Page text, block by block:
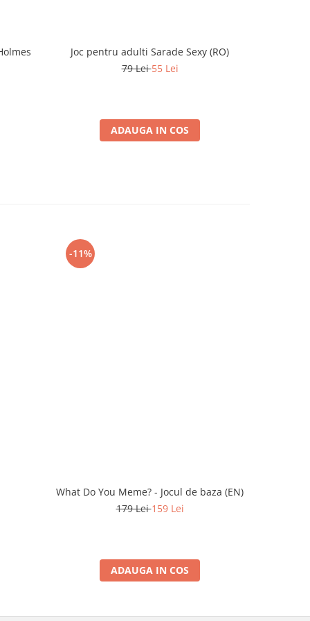
Joc pentru adulti Sarade Sexy (RO)
79 Lei55 Lei
ADAUGA IN COS
-11%
What Do You Meme? - Jocul de baza (EN)
179 Lei159 Lei
ADAUGA IN COS